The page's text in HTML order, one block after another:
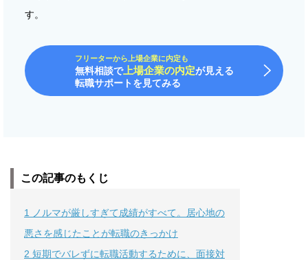
す。
フリーターから上場企業に内定も
無料相談で上場企業の内定が見える
転職サポートを見てみる
この記事のもくじ
1
ノルマが厳しすぎて成績がすべて。居心地の
悪さを感じたことが転職のきっかけ
2 短期でバレずに転職活動するために、面接対